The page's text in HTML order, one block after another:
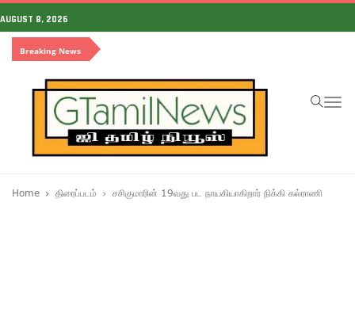
AUGUST 8, 2026
Breaking News
Home திரைப்படம் சசிகுமாரின் 19வது பட நாயகியாகிறார் நிக்கி கல்ராணி